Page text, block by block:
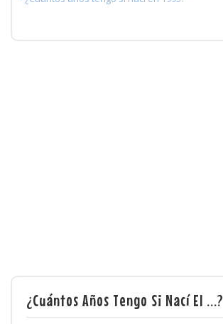
¿Cuántos Años Tengo Si Nací El ...?